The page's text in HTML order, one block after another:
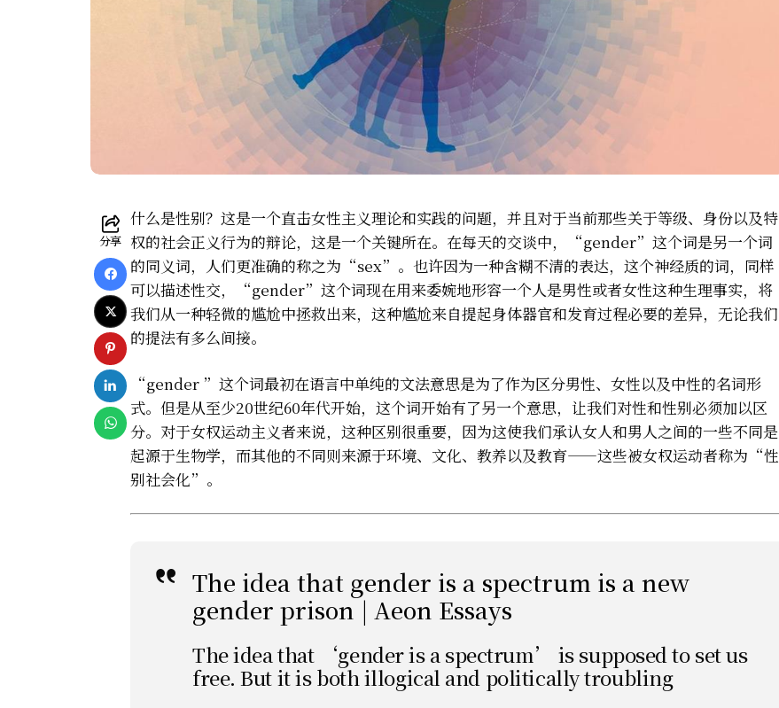
分享
什么是性别？这是一个直击女性主义理论和实践的问题，并且对于当前那些关于等级、身份以及特
权的社会正义行为的辩论，这是一个关键所在。在每天的交谈中，“gender”这个词是另一个词
的同义词，人们更准确的称之为“sex”。也许因为一种含糊不清的表达，这个神经质的词，同样
可以描述性交，“gender”这个词现在用来委婉地形容一个人是男性或者女性这种生理事实，将
我们从一种轻微的尴尬中拯救出来，这种尴尬来自提起身体器官和发育过程必要的差异，无论我们
的提法有多么间接。
“gender ”这个词最初在语言中单纯的文法意思是为了作为区分男性、女性以及中性的名词形
式。但是从至少20世纪60年代开始，这个词开始有了另一个意思，让我们对性和性别必须加以区
分。对于女权运动主义者来说，这种区别很重要，因为这使我们承认女人和男人之间的一些不同是
起源于生物学，而其他的不同则来源于环境、文化、教养以及教育——这些被女权运动者称为“性
别社会化”。
The idea that gender is a spectrum is a new
gender prison | Aeon Essays
The idea that ‘gender is a spectrum’ is supposed to set us
free. But it is both illogical and politically troubling